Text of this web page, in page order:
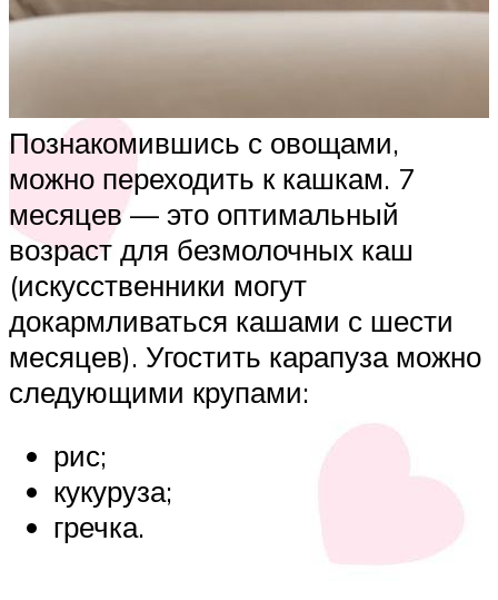
Познакомившись с овощами,
можно переходить к кашкам. 7
месяцев — это оптимальный
возраст для безмолочных каш
(искусственники могут
докармливаться кашами с шести
месяцев). Угостить карапуза можно
следующими крупами:
рис;
кукуруза;
гречка.